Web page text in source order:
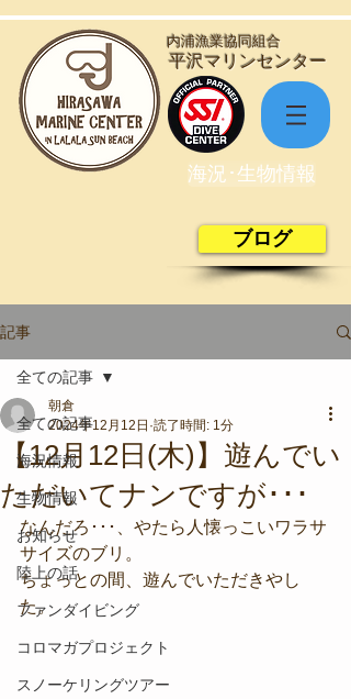
​平沢マリンセンター
​内浦漁業協同組合
海況･生物情報
ブログ
記事
全ての記事
海況情報
生物情報
お知らせ
陸上の話
ファンダイビング
コロマガプロジェクト
スノーケリングツアー
全ての記事
【12月12日(木)】遊んでい
ただいてナンですが･･･
朝倉
2024年12月12日 読了時間: 1分
なんだろ･･･、やたら人懐っこいワラサ
サイズのブリ。
ちょっとの間、遊んでいただきやし
た。